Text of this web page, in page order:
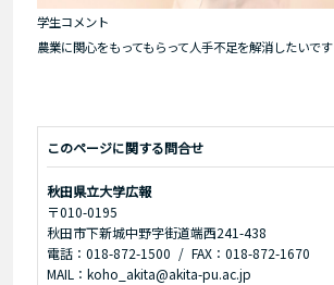
学生コメント
農業に関心をもってもらって人手不足を解消したいです
このページに関する問合せ
秋田県立大学広報
〒010-0195
秋田市下新城中野字街道端西241-438
電話：018-872-1500
FAX：018-872-1670
MAIL：koho_akita@akita-pu.ac.jp